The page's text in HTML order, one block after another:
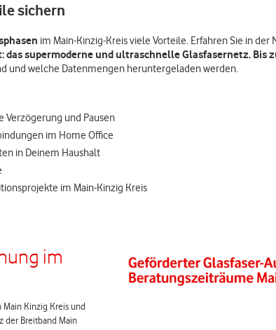
sichern
im Main-Kinzig-Kreis viele Vorteile. Erfahren Sie in
supermoderne und ultraschnelle Glasfasernetz. Bis
und welche Datenmengen heruntergeladen werden.
Verzögerung und Pausen
im Home Office
in Deinem Haushalt
im Main-Kinzig Kreis
im
Main Kinzig Kreis und
der Breitband Main